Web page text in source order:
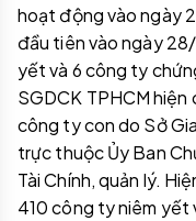
hoạt động vào ngày
đầu tiên vào ngày
yết và 6 công ty
SGDCK TPHCM
công ty con do Sở
trực thuộc Ủy Ban
Tài Chính, quản lý.
410 công ty niêm yết